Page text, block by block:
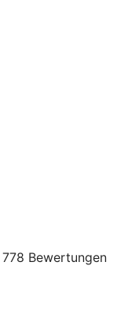
778 Bewertungen